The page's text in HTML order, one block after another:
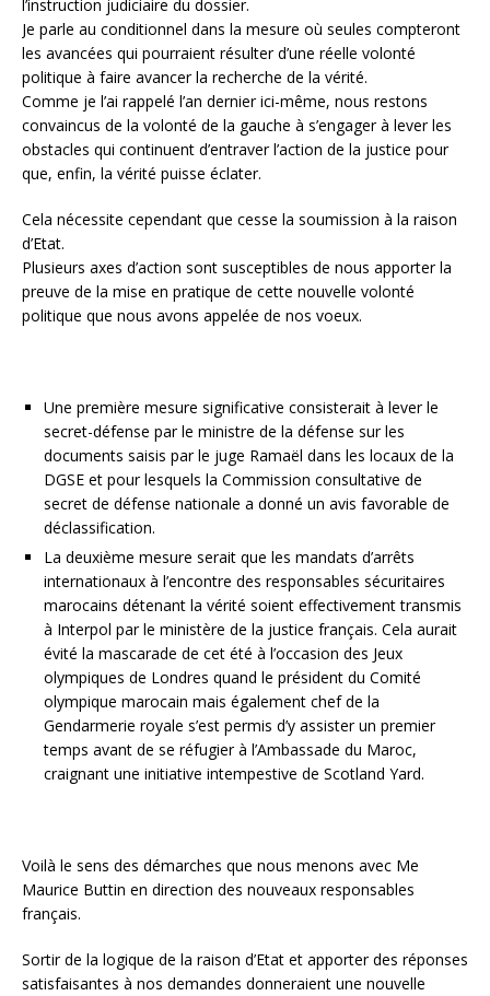
l’instruction judiciaire du dossier.
Je parle au conditionnel dans la mesure où seules compteront
les avancées qui pourraient résulter d’une réelle volonté
politique à faire avancer la recherche de la vérité.
Comme je l’ai rappelé l’an dernier ici-même, nous restons
convaincus de la volonté de la gauche à s’engager à lever les
obstacles qui continuent d’entraver l’action de la justice pour
que, enfin, la vérité puisse éclater.
Cela nécessite cependant que cesse la soumission à la raison
d’Etat.
Plusieurs axes d’action sont susceptibles de nous apporter la
preuve de la mise en pratique de cette nouvelle volonté
politique que nous avons appelée de nos voeux.
Une première mesure significative consisterait à lever le
secret-défense par le ministre de la défense sur les
documents saisis par le juge Ramaël dans les locaux de la
DGSE et pour lesquels la Commission consultative de
secret de défense nationale a donné un avis favorable de
déclassification.
La deuxième mesure serait que les mandats d’arrêts
internationaux à l’encontre des responsables sécuritaires
marocains détenant la vérité soient effectivement transmis
à Interpol par le ministère de la justice français. Cela aurait
évité la mascarade de cet été à l’occasion des Jeux
olympiques de Londres quand le président du Comité
olympique marocain mais également chef de la
Gendarmerie royale s’est permis d’y assister un premier
temps avant de se réfugier à l’Ambassade du Maroc,
craignant une initiative intempestive de Scotland Yard.
Voilà le sens des démarches que nous menons avec Me
Maurice Buttin en direction des nouveaux responsables
français.
Sortir de la logique de la raison d’Etat et apporter des réponses
satisfaisantes à nos demandes donneraient une nouvelle